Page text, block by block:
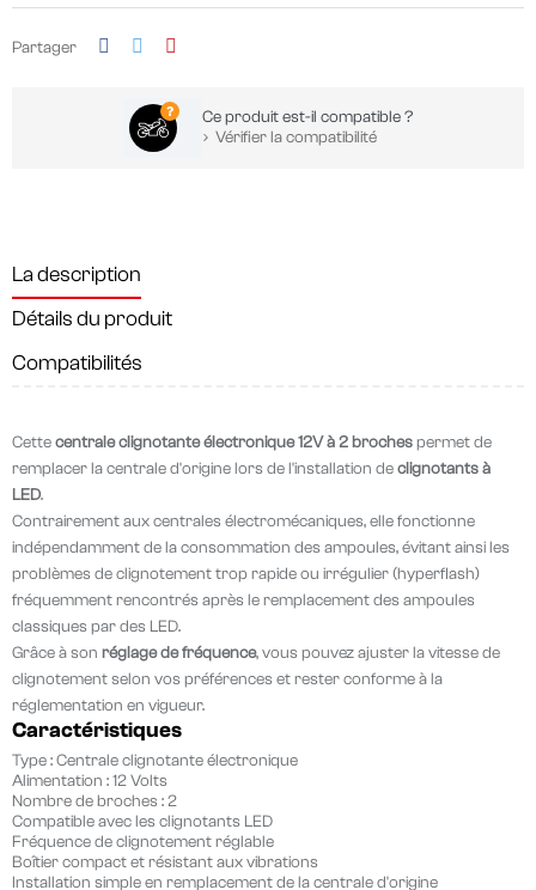
Partager
Ce produit est-il compatible ?
Vérifier la compatibilité
La description
Détails du produit
Compatibilités
Cettecentrale clignotante électronique 12V à 2 brochespermet de
remplacer la centrale d'origine lors de l'installation declignotants à
LED.
Contrairement aux centrales électromécaniques, elle fonctionne
indépendamment de la consommation des ampoules, évitant ainsi les
problèmes de clignotement trop rapide ou irrégulier (hyperflash)
fréquemment rencontrés après le remplacement des ampoules
classiques par des LED.
Grâce à son réglage de fréquence, vous pouvez ajuster la vitesse de
clignotement selon vos préférences et rester conforme à la
réglementation en vigueur.
Caractéristiques
Type : Centrale clignotante électronique
Alimentation :12 Volts
Nombre de broches :2
Compatible avec les clignotants LED
Fréquence de clignotement réglable
Boîtier compact et résistant aux vibrations
Installation simple en remplacement de la centrale d'origine